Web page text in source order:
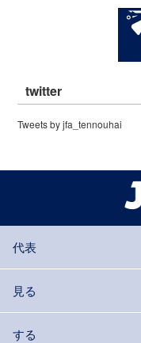
twitter
Tweets by jfa_tennouhai
代表
見る
する